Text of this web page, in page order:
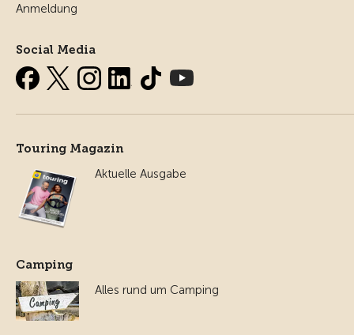
Anmeldung
Social Media
Touring Magazin
Aktuelle Ausgabe
Camping
Alles rund um Camping